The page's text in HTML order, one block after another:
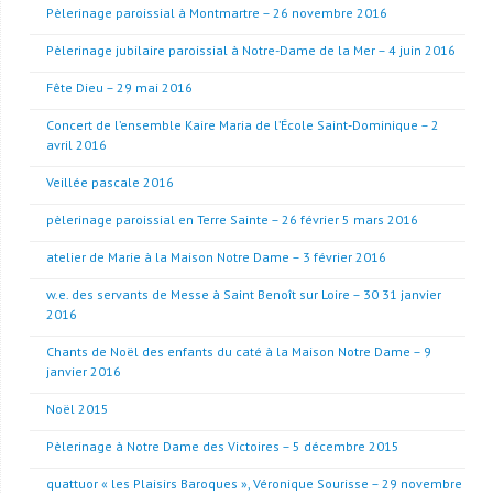
Pèlerinage paroissial à Montmartre – 26 novembre 2016
Pèlerinage jubilaire paroissial à Notre-Dame de la Mer – 4 juin 2016
Fête Dieu – 29 mai 2016
Concert de l’ensemble Kaire Maria de l’École Saint-Dominique – 2
avril 2016
Veillée pascale 2016
pèlerinage paroissial en Terre Sainte – 26 février 5 mars 2016
atelier de Marie à la Maison Notre Dame – 3 février 2016
w.e. des servants de Messe à Saint Benoît sur Loire – 30 31 janvier
2016
Chants de Noël des enfants du caté à la Maison Notre Dame – 9
janvier 2016
Noël 2015
Pèlerinage à Notre Dame des Victoires – 5 décembre 2015
quattuor « les Plaisirs Baroques », Véronique Sourisse – 29 novembre